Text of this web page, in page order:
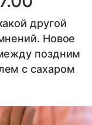
другой
Новое
поздним
с сахаром